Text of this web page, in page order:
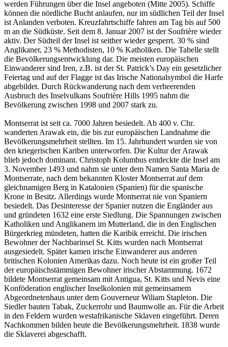
werden Führungen über die Insel angeboten (Mitte 2005). Schiffe
können die nördliche Bucht anlaufen, nur im südlichen Teil der Insel
ist Anlanden verboten. Kreuzfahrtschiffe fahren am Tag bis auf 500
m an die Südküste. Seit dem 8. Januar 2007 ist der Soufrière wieder
aktiv. Der Südteil der Insel ist seither wieder gesperrt. 30 % sind
Anglikaner, 23 % Methodisten, 10 % Katholiken. Die Tabelle stellt
die Bevölkerungsentwicklung dar. Die meisten europäischen
Einwanderer sind Iren, z.B. ist der St. Patrick’s Day ein gesetzlicher
Feiertag und auf der Flagge ist das Irische Nationalsymbol die Harfe
abgebildet. Durch Rückwanderung nach dem verheerenden
Ausbruch des Inselvulkans Soufrière Hills 1995 nahm die
Bevölkerung zwischen 1998 und 2007 stark zu.
Montserrat ist seit ca. 7000 Jahren besiedelt. Ab 400 v. Chr.
wanderten Arawak ein, die bis zur europäischen Landnahme die
Bevölkerungsmehrheit stellten. Im 15. Jahrhundert wurden sie von
den kriegerischen Kariben unterworfen. Die Kultur der Arawak
blieb jedoch dominant. Christoph Kolumbus entdeckte die Insel am
3. November 1493 und nahm sie unter dem Namen Santa Maria de
Montserrate, nach dem bekannten Kloster Montserrat auf dem
gleichnamigen Berg in Katalonien (Spanien) für die spanische
Krone in Besitz. Allerdings wurde Montserrat nie von Spaniern
besiedelt. Das Desinteresse der Spanier nutzen die Engländer aus
und gründeten 1632 eine erste Siedlung. Die Spannungen zwischen
Katholiken und Anglikanern im Mutterland, die in den Englischen
Bürgerkrieg mündeten, hatten die Karibik erreicht. Die irischen
Bewohner der Nachbarinsel St. Kitts wurden nach Montserrat
ausgesiedelt. Später kamen irische Einwanderer aus anderen
britischen Kolonien Amerikas dazu. Noch heute ist ein großer Teil
der europäischstämmigen Bewohner irischer Abstammung. 1672
bildete Montserrat gemeinsam mit Antigua, St. Kitts und Nevis eine
Konföderation englischer Inselkolonien mit gemeinsamem
Abgeordnetenhaus unter dem Gouverneur Wiliam Stapleton. Die
Siedler bauten Tabak, Zuckerrohr und Baumwolle an. Für die Arbeit
in den Feldern wurden westafrikanische Sklaven eingeführt. Deren
Nachkommen bilden heute die Bevölkerungsmehrheit. 1838 wurde
die Sklaverei abgeschafft.